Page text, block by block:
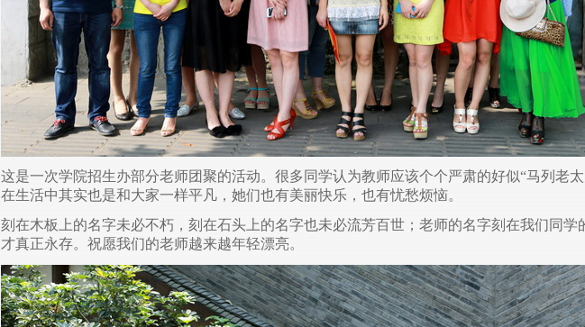
这是一次学院招生办部分老师团聚的活动。很多同学认为教师应该个个严肃的好似“马列老
在生活中其实也是和大家一样平凡，她们也有美丽快乐，也有忧愁烦恼。
刻在木板上的名字未必不朽，刻在石头上的名字也未必流芳百世；老师的名字刻在我们同学
才真正永存。祝愿我们的老师越来越年轻漂亮。